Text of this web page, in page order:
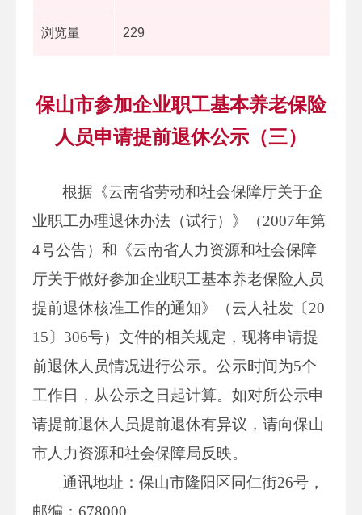
浏览量 229
保山市参加企业职工基本养老保险
人员申请提前退休公示（三）
根据《云南省劳动和社会保障厅关于企
业职工办理退休办法（试行）》（2007年第
4号公告）和《云南省人力资源和社会保障
厅关于做好参加企业职工基本养老保险人员
提前退休核准工作的通知》（云人社发〔20
15〕306号）文件的相关规定，现将申请提
前退休人员情况进行公示。公示时间为5个
工作日，从公示之日起计算。如对所公示申
请提前退休人员提前退休有异议，请向保山
市人力资源和社会保障局反映。
通讯地址：保山市隆阳区同仁街26号，
邮编：678000